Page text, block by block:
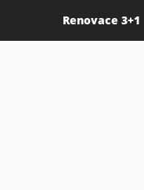
Renovace 3+1